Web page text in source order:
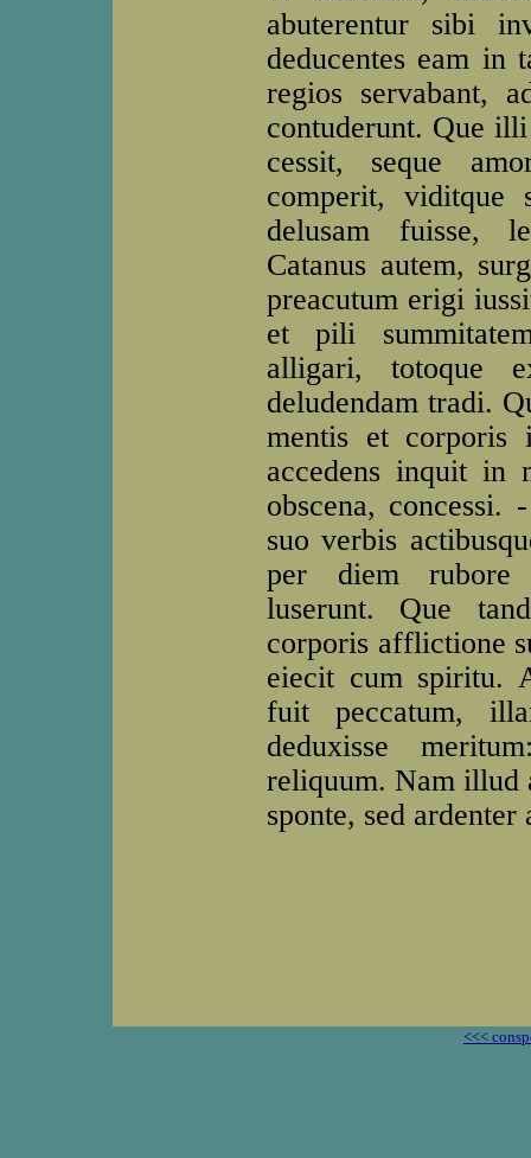
abuterentur sibi
deducentes eam in
regios servabant,
contuderunt. Que
cessit, seque
comperit, viditque
delusam fuisse,
Catanus autem,
preacutum erigi
et pili
alligari, totoque
deludendam tradi.
mentis et corporis
accedens inquit in
obscena, concessi.
suo verbis
per diem rubore
luserunt. Que
corporis afflictione
eiecit cum spiritu.
fuit peccatum,
deduxisse
reliquum. Nam illud
sponte, sed ardenter
<<<